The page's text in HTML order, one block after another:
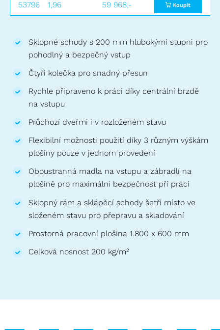
53796 1,96 59 968,- Koupit
Sklopné schody s 200 mm hlubokými stupni pro
pohodlný a bezpečný vstup
Čtyři kolečka pro snadný přesun
Rychle připraveno k práci díky centrální brzdě
na vstupu
Průchozí dveřmi i v rozloženém stavu
Flexibilní možnosti použití díky 3 různým výškám
plošiny pouze v jednom provedení
Oboustranná madla na vstupu a zábradlí na
plošině pro maximální bezpečnost při práci
Sklopný rám a sklápěcí schody šetří místo ve
složeném stavu pro přepravu a skladování
Prostorná pracovní plošina 1.800 x 600 mm
Celková nosnost 200 kg/m²